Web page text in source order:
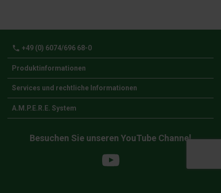
phone +49 (0) 6074/696 68-0
Produktinformationen
Services und rechtliche Informationen
A.M.P.E.R.E. System
Besuchen Sie unseren YouTube Channel
YouTube